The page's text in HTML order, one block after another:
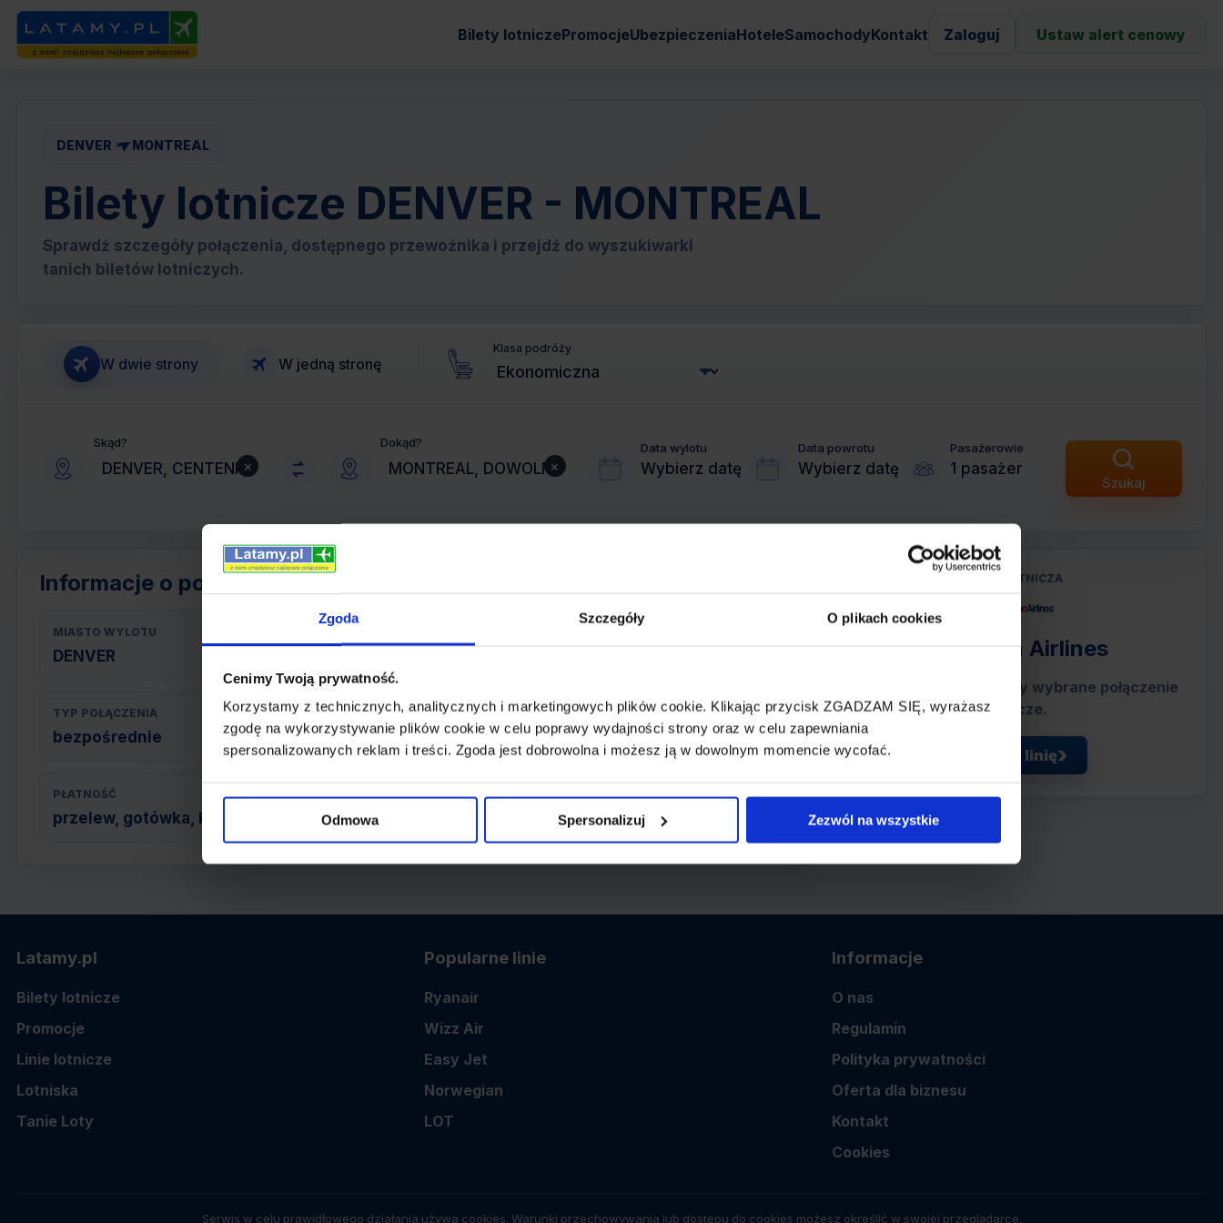
Zgoda Szczegóły O plikach cookies
Cenimy Twoją prywatność.
Korzystamy z technicznych, analitycznych i marketingowych plików cookie. Klikając przycisk ZGADZAM SIĘ, wyrażasz
zgodę na wykorzystywanie plików cookie w celu poprawy wydajności strony oraz w celu zapewniania
spersonalizowanych reklam i treści. Zgoda jest dobrowolna i możesz ją w dowolnym momencie wycofać.
Odmowa Spersonalizuj Zezwól na wszystkie
Bilety lotniczePromocjeUbezpieczeniaHoteleSamochodyKontakt Zaloguj Ustaw alert cenowy
DENVER MONTREAL
Bilety lotnicze DENVER - MONTREAL
Sprawdź szczegóły połączenia, dostępnego przewoźnika i przejdź do wyszukiwarki
tanich biletów lotniczych.
W dwie strony W jedną stronę
Klasa podróży
Skąd?
×
Dokąd?
×
Data wylotu
Wybierz datę
Data powrotu
Wybierz datę
Pasażerowie
1 pasażer
Szukaj
Informacje o połączeniu
MIASTO WYLOTU
DENVER
TYP POŁĄCZENIA
bezpośrednie
REZERWACJA
online lub telefoniczna
PŁATNOŚĆ
przelew, gotówka, karta
LINIA LOTNICZA
American Airlines
Przewoźnik obsługujący wybrane połączenie
lotnicze.
Zobacz linię
Latamy.pl
Bilety lotnicze
Promocje
Linie lotnicze
Lotniska
Tanie Loty
Popularne linie
Ryanair
Wizz Air
Easy Jet
Norwegian
LOT
Informacje
O nas
Regulamin
Polityka prywatności
Oferta dla biznesu
Kontakt
Cookies
Serwis w celu prawidłowego działania używa cookies. Warunki przechowywania lub dostępu do cookies możesz określić w swojej przeglądarce.